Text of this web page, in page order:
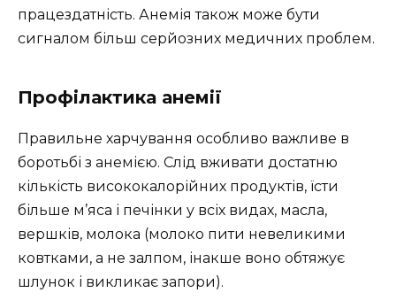
працездатність. Анемія також може бути
сигналом більш серйозних медичних проблем.
Профілактика анемії
Правильне харчування особливо важливе в
боротьбі з анемією. Слід вживати достатню
кількість висококалорійних продуктів, їсти
більше м’яса і печінки у всіх видах, масла,
вершків, молока (молоко пити невеликими
ковтками, а не залпом, інакше воно обтяжує
шлунок і викликає запори).